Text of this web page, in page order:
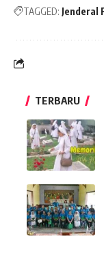
TAGGED: Jenderal
TERBARU